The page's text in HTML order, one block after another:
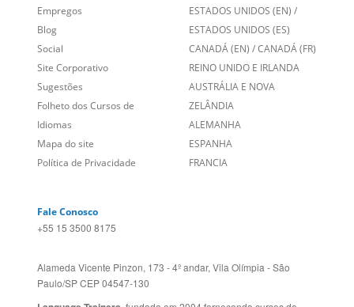
Entre em contato
Sobre nós
Empregos
Blog
Social
Site Corporativo
Sugestões
Folheto dos Cursos de
Idiomas
BRASIL
PORTUGAL
ESTADOS UNIDOS (EN)/
ESTADOS UNIDOS (ES)
CANADÁ (EN) /CANADÁ (FR)
REINO UNIDO E IRLANDA
AUSTRÁLIA E NOVA
ZELÂNDIA
ALEMANHA
+55 15 3500 8175